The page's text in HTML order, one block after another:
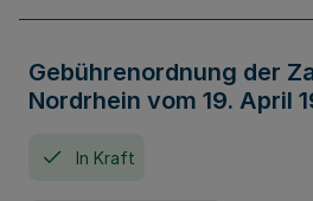
Gebührenordnung der
Nordrhein vom 19. April
In Kraft